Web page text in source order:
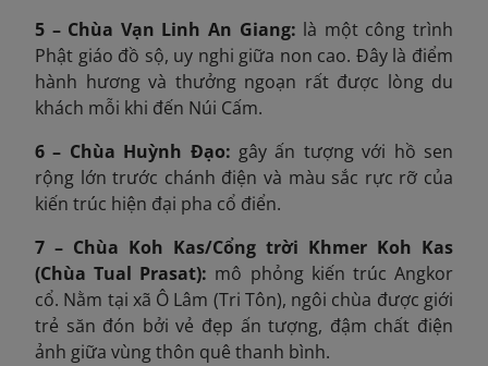
5 – Chùa Vạn Linh An Giang: là một công trình
Phật giáo đồ sộ, uy nghi giữa non cao. Đây là điểm
hành hương và thưởng ngoạn rất được lòng du
khách mỗi khi đến Núi Cấm.
6 – Chùa Huỳnh Đạo: gây ấn tượng với hồ sen
rộng lớn trước chánh điện và màu sắc rực rỡ của
kiến trúc hiện đại pha cổ điển.
7 – Chùa Koh Kas/Cổng trời Khmer Koh Kas
(Chùa Tual Prasat): mô phỏng kiến trúc Angkor
cổ. Nằm tại xã Ô Lâm (Tri Tôn), ngôi chùa được giới
trẻ săn đón bởi vẻ đẹp ấn tượng, đậm chất điện
ảnh giữa vùng thôn quê thanh bình.